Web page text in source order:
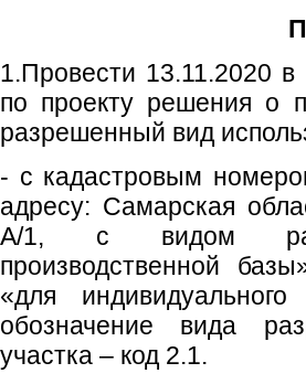
1.Провести 13.11.2020
по проекту решения о
разрешенный вид
- с кадастровым
адресу: Самарская
А/1, с видом
производственной
«для
обозначение вида
участка – код 2.1.